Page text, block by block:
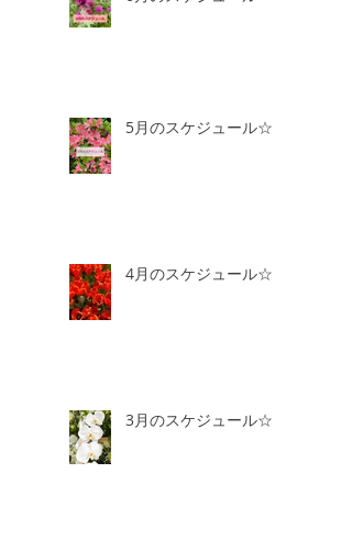
5月のスケジュール☆
4月のスケジュール☆
3月のスケジュール☆